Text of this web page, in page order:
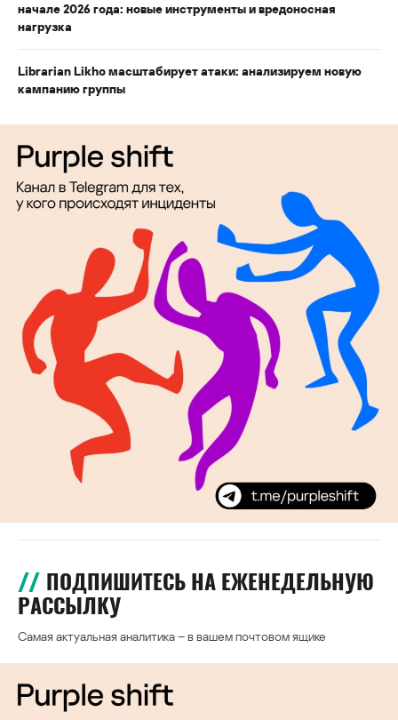
начале 2026 года: новые инструменты и вредоносная
нагрузка
Librarian Likho масштабирует атаки: анализируем новую
кампанию группы
ПОДПИШИТЕСЬ НА ЕЖЕНЕДЕЛЬНУЮ
РАССЫЛКУ
Самая актуальная аналитика – в вашем почтовом ящике